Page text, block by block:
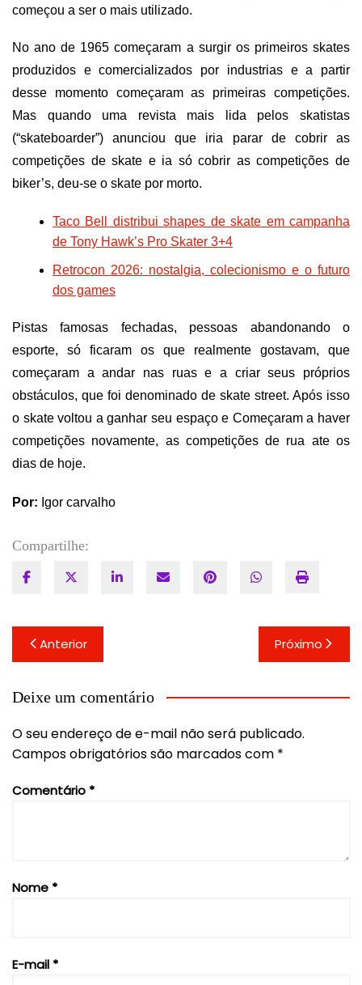
começou a ser o mais utilizado.
No ano de 1965 começaram a surgir os primeiros skates
produzidos e comercializados por industrias e a partir
desse momento começaram as primeiras competições.
Mas quando uma revista mais lida pelos skatistas
(“skateboarder”) anunciou que iria parar de cobrir as
competições de skate e ia só cobrir as competições de
biker’s, deu-se o skate por morto.
Taco Bell distribui shapes de skate em campanha
de Tony Hawk’s Pro Skater 3+4
Retrocon 2026: nostalgia, colecionismo e o futuro
dos games
Pistas famosas fechadas, pessoas abandonando o
esporte, só ficaram os que realmente gostavam, que
começaram a andar nas ruas e a criar seus próprios
obstáculos, que foi denominado de skate street. Após isso
o skate voltou a ganhar seu espaço e Começaram a haver
competições novamente, as competições de rua ate os
dias de hoje.
Por: Igor carvalho
Compartilhe:
Navegação
de
Post
Anterior Próximo
Deixe um comentário
O seu endereço de e-mail não será publicado.
Campos obrigatórios são marcados com *
Comentário *
Nome *
E-mail *